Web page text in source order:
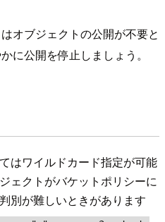
オブジェクトの公開が不要と
に公開を停止しましょう。
はワイルドカード指定が可能
ェクトがバケットポリシーに
別が難しいときがあります